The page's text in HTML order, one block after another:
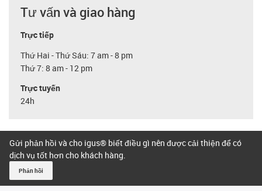
Tư vấn và giao hàng
Trực tiếp
Thứ Hai - Thứ Sáu: 7 am - 8 pm
Thứ 7: 8 am - 12 pm
Trực tuyến
24h
Gửi phản hồi và cho igus® biết điều gì nên được cải thiện để có
dịch vụ tốt hơn cho khách hàng.
Phản hồi